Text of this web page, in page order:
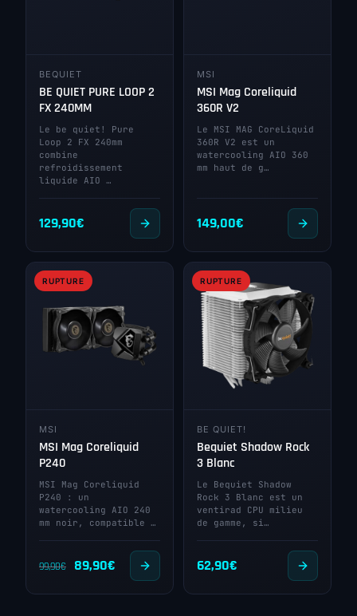
BEQUIET
BE QUIET PURE LOOP 2
FX 240MM
Le be quiet! Pure
Loop 2 FX 240mm
combine
refroidissement
liquide AIO …
129,90€
MSI
MSI Mag Coreliquid
360R V2
Le MSI MAG CoreLiquid
360R V2 est un
watercooling AIO 360
mm haut de g…
149,00€
RUPTURE
MSI
MSI Mag Coreliquid
P240
MSI Mag Coreliquid
P240 : un
watercooling AIO 240
mm noir, compatible …
99,90€
Le
89,90€
prix
RUPTURE
BE QUIET!
Bequiet Shadow Rock
3 Blanc
Le Bequiet Shadow
Rock 3 Blanc est un
ventirad CPU milieu
de gamme, si…
62,90€